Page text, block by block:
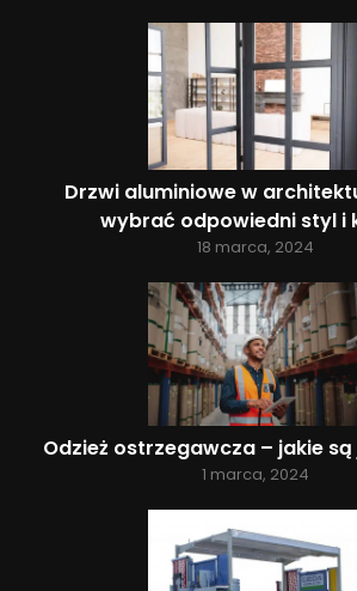
Drzwi aluminiowe w
wybrać odpowiedni styl i
18 marca, 2024
Odzież ostrzegawcza – jakie
1 marca, 2024